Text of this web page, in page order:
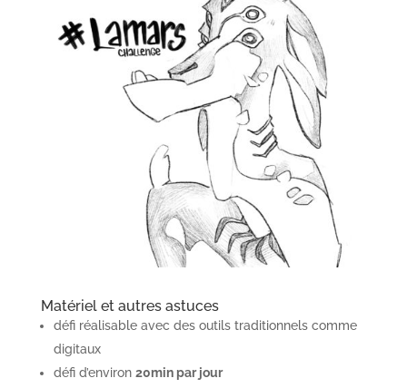
Matériel et autres astuces
défi réalisable avec des outils traditionnels comme
digitaux
défi d’environ 20min par jour